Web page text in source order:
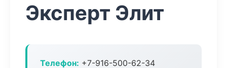
Эксперт Элит
Телефон: +7-916-500-62-34